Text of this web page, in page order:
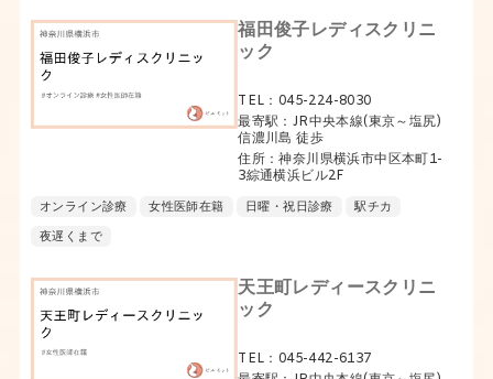
福田俊子レディスクリニ
ック
TEL：045-224-8030
最寄駅：JR中央本線(東京～塩尻)
信濃川島 徒歩
住所：神奈川県横浜市中区本町1-
3綜通横浜ビル2F
オンライン診療 女性医師在籍 日曜・祝日診療
駅チカ
夜遅くまで
天王町レディースクリニ
ック
TEL：045-442-6137